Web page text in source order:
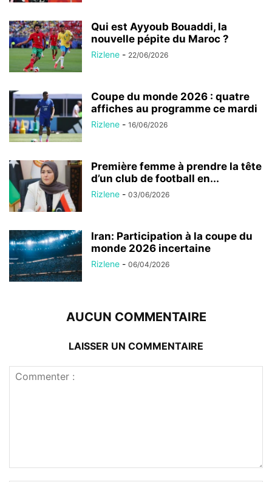
Qui est Ayyoub Bouaddi, la
nouvelle pépite du Maroc ?
Rizlene - 22/06/2026
Coupe du monde 2026 : quatre
affiches au programme ce mardi
Rizlene - 16/06/2026
Première femme à prendre la tête
d’un club de football en...
Rizlene - 03/06/2026
Iran: Participation à la coupe du
monde 2026 incertaine
Rizlene - 06/04/2026
AUCUN COMMENTAIRE
LAISSER UN COMMENTAIRE